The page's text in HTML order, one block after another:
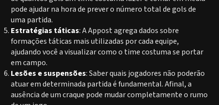
pode ajudar na hora de prever o número total de gols de
uma partida.
Estratégias táticas: A Appost agrega dados sobre
formações táticas mais utilizadas por cada equipe,
ajudando você a visualizar como o time costuma se portar
em campo.
Lesões e suspensões: Saber quais jogadores não poderão
atuar em determinada partida é fundamental. Afinal, a
ausência de um craque pode mudar completamente o rumo